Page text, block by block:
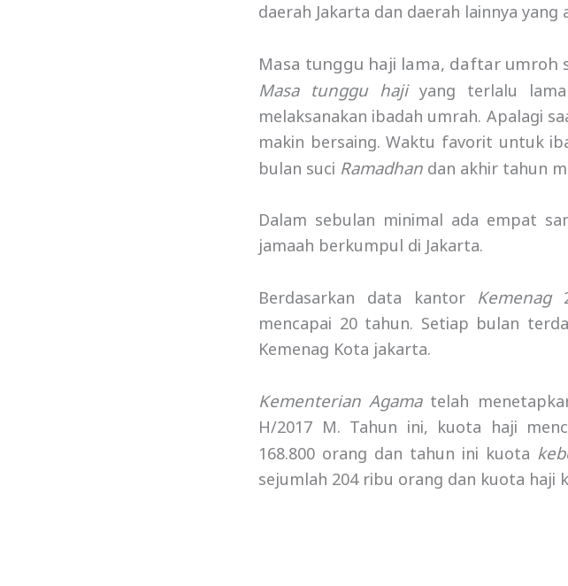
daerah Jakarta dan daerah lainnya yang
Masa tunggu haji lama, daftar umroh
Masa tunggu hajiyang terlalu lama
melaksanakan ibadah umrah. Apalagi
makin bersaing. Waktu favorit untuk
bulan suci Ramadhan dan akhir tahun
Dalam sebulan minimal ada empat
jamaah berkumpul di Jakarta.
Berdasarkan data kantor Kemenag
mencapai 20 tahun. Setiap bulan
Kemenag Kota jakarta.
Kementerian Agamatelah
H/2017 M. Tahun ini, kuota haji
168.800 orang dan tahun ini kuota
sejumlah 204 ribu orang dan kuota haji